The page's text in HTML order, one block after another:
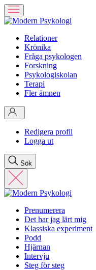
Relationer
Krönika
Fråga psykologen
Forskning
Psykologiskolan
Terapi
Fler ämnen
Redigera profil
Logga ut
Sök
Prenumerera
Det har jag lärt mig
Klassiska experiment
Podd
Hjärnan
Intervju
Steg för steg